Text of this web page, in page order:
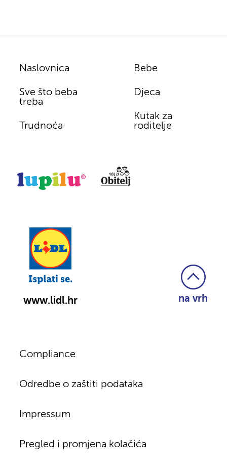
Naslovnica
Sve što beba
treba
Trudnoća
Bebe
Djeca
Kutak za
roditelje
www.lidl.hr na vrh
Pregled i promjena kolačića
Impressum
Odredbe o zaštiti podataka
Compliance